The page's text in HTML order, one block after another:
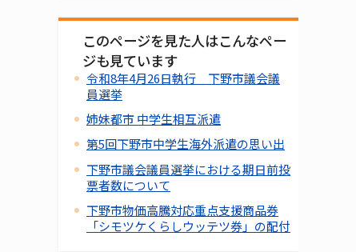
このページを見た人はこんなペー
ジも見ています
令和8年4月26日執行 下野市議会議
員選挙
姉妹都市 中学生相互派遣
第5回下野市中学生海外派遣の思い出
下野市議会議員選挙における期日前投
票者数について
下野市物価高騰対応重点支援商品券
「シモツケくらしウッテツ券」の配付